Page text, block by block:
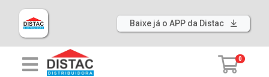
Baixe já o APP da Distac
0